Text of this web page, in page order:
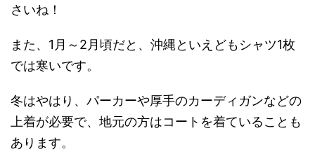
さいね！
また、1月～2月頃だと、沖縄といえどもシャツ1枚
では寒いです。
冬はやはり、パーカーや厚手のカーディガンなどの
上着が必要で、地元の方はコートを着ていることも
あります。